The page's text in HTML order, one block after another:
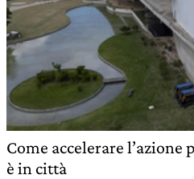
Come accelerare
è in città